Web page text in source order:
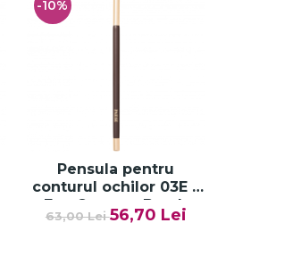
-10%
Pensula pentru
conturul ochilor 03E –
Eye Contour Brush
63,00 Lei56,70 Lei